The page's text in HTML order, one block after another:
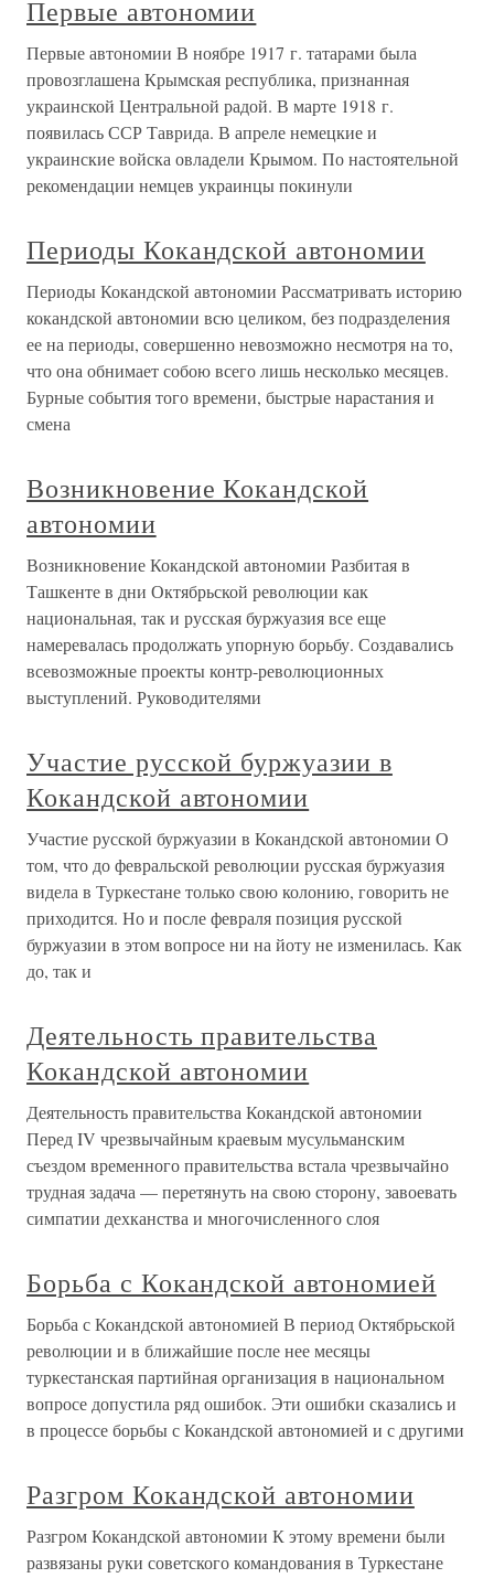
Первые автономии
Первые автономии В ноябре 1917 г. татарами была
провозглашена Крымская республика, признанная
украинской Центральной радой. В марте 1918 г.
появилась ССР Таврида. В апреле немецкие и
украинские войска овладели Крымом. По настоятельной
рекомендации немцев украинцы покинули
Периоды Кокандской автономии
Периоды Кокандской автономии Рассматривать историю
кокандской автономии всю целиком, без подразделения
ее на периоды, совершенно невозможно несмотря на то,
что она обнимает собою всего лишь несколько месяцев.
Бурные события того времени, быстрые нарастания и
смена
Возникновение Кокандской
автономии
Возникновение Кокандской автономии Разбитая в
Ташкенте в дни Октябрьской революции как
национальная, так и русская буржуазия все еще
намеревалась продолжать упорную борьбу. Создавались
всевозможные проекты контр-революционных
выступлений. Руководителями
Участие русской буржуазии в
Кокандской автономии
Участие русской буржуазии в Кокандской автономии О
том, что до февральской революции русская буржуазия
видела в Туркестане только свою колонию, говорить не
приходится. Но и после февраля позиция русской
буржуазии в этом вопросе ни на йоту не изменилась. Как
до, так и
Деятельность правительства
Кокандской автономии
Деятельность правительства Кокандской автономии
Перед IV чрезвычайным краевым мусульманским
съездом временного правительства встала чрезвычайно
трудная задача — перетянуть на свою сторону, завоевать
симпатии дехканства и многочисленного слоя
Борьба с Кокандской автономией
Борьба с Кокандской автономией В период Октябрьской
революции и в ближайшие после нее месяцы
туркестанская партийная организация в национальном
вопросе допустила ряд ошибок. Эти ошибки сказались и
в процессе борьбы с Кокандской автономией и с другими
Разгром Кокандской автономии
Разгром Кокандской автономии К этому времени были
развязаны руки советского командования в Туркестане